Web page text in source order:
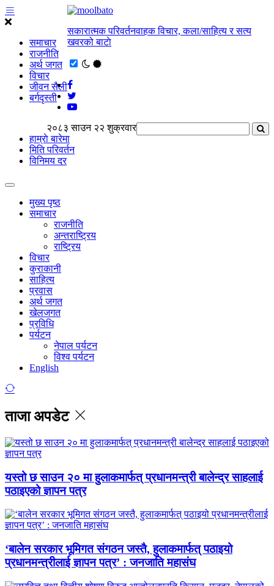
समाचार
राजनीति
अर्थ जगत
विचार
जीवन सैली
बर्गदृस्ती
सकारात्मक परिवर्तनवाहक विचार, कला/साहित्य र सत्य
खवरको बाटाे
२०८३ साउन २२ शुक्रवार
हाम्राे बारेमा
मिति परिवर्तन
विनिमय दर
मुख्य पृष्ठ
समाचार
राजनीति
अन्तराष्ट्रिय
राष्ट्रिय
विचार
कुराकानी
साहित्य
प्रवास
अर्थ जगत
खेलजगत
प्रविधि
पर्यटन
नेपाल पर्यटन
विश्व पर्यटन
English
ताजा अपडेट
यस्तो छ साउन २० मा हुलाकमार्फत् प्रधानमन्त्री बालेन्द्र साहलाई
पठाइएको ज्ञापन पत्र
‘बालेन सरकार भूमिगत संगठन जस्तै, हुलाकमार्फत् पठाइयो
प्रधानमन्त्रीलाई ज्ञापन पत्र’ : जनजाति महासंघ